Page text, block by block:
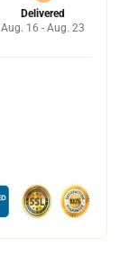
Delivered
Aug. 16 - Aug. 23